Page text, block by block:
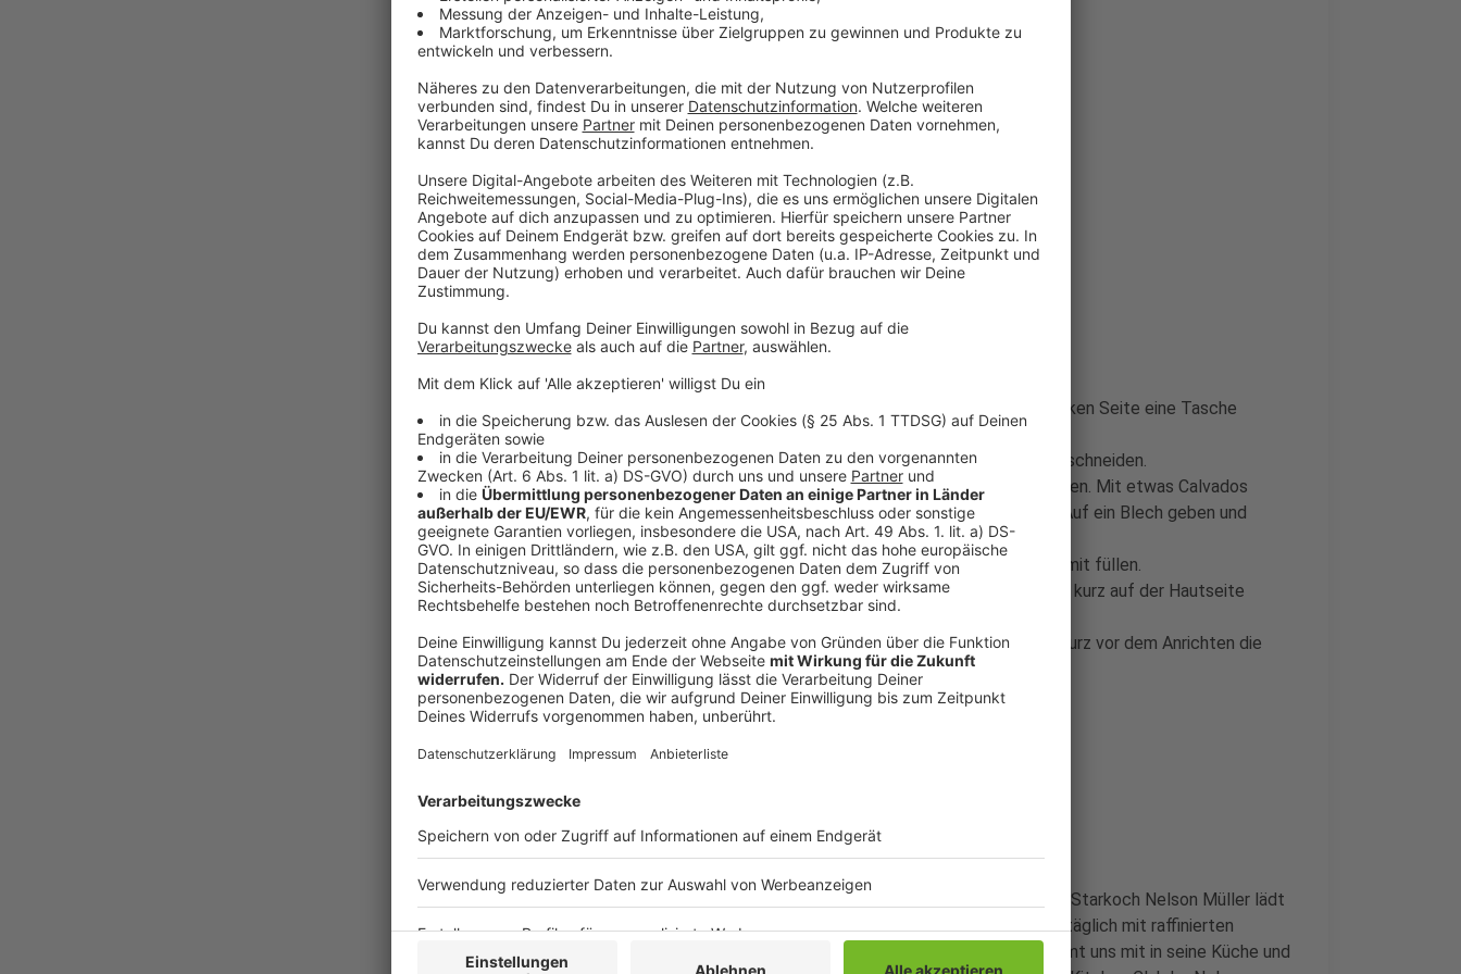
Öl zum Braten
Für die Füllung:
4 Stk. Äpfel (Cox Orange oder
Boskoop)
1 EL Röstzwiebeln
etwas Calvados
Anzeige
Anzeige
Die Haut der Entenbrüste rautenförmig einritzen. Von der dicken Seite eine Tasche
einschneiden.
Die Äpfel schälen, entkernen und in Haselnussgroße Stücke schneiden.
Zucker in einer Pfanne karamellisieren und die Äpfel hinzufügen. Mit etwas Calvados
ablöschen die Butter dazugeben und kurz durchschwenken. Auf ein Blech geben und
auskühlen lassen.
Die Äpfel mit Röstzwiebeln mischen und die Entenbrüste damit füllen.
Die Entenbrüste auf der Hautseite kross anbraten, umdrehen kurz auf der Hautseite
bräunen.
Im Ofen bei 80 Grad bis auf 57 Grad Kerntemperatur garen. Kurz vor dem Anrichten die
Haut nochmal bei Oberhitze krossen.
Anzeige
Das ist der Kitchen Club by Nelson Müller
Bei euch läuft das Radio in der Küche, bei uns die Küche im Radio. Starkoch Nelson Müller lädt
uns exklusiv in seinen Kitchen Club ein. Ab sofort versorgt er uns täglich mit raffinierten
Rezepten zum Nachkochen oder Nachkochen lassen. Nelson nimmt uns mit in seine Küche und